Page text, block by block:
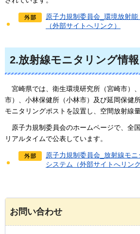
原子力規制委員会_環境放射
（外部サイトへリンク）
2.放射線モニタリング情報
宮崎県では、衛生環境研究所（宮崎市）
市）、小林保健所（小林市）及び延岡保健
モニタリングポストを設置し、空間放射線
原子力規制委員会のホームページで、全
リアルタイムで公表しています。
原子力規制委員会_放射線モ
システム（外部サイトへリンク
お問い合わせ